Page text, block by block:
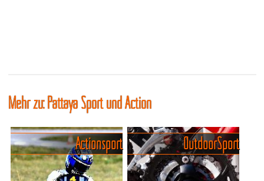
Mehr zu: Pattaya Sport und Action
Actionsport Outdoor Sport